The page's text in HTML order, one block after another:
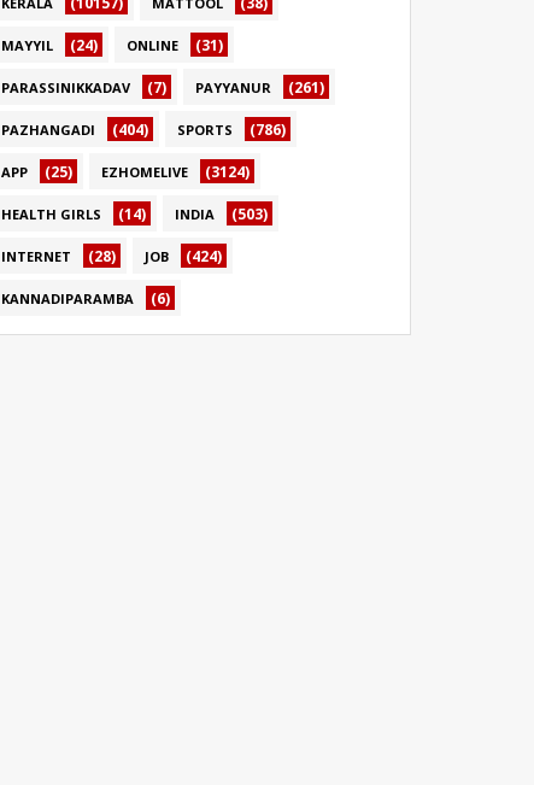
MAYYIL (24) ONLINE (31)
PARASSINIKKADAV (7) PAYYANUR (261)
PAZHANGADI (404) SPORTS (786)
APP (25) EZHOMELIVE (3124)
HEALTH GIRLS (14) INDIA (503)
INTERNET (28) JOB (424)
KANNADIPARAMBA (6)